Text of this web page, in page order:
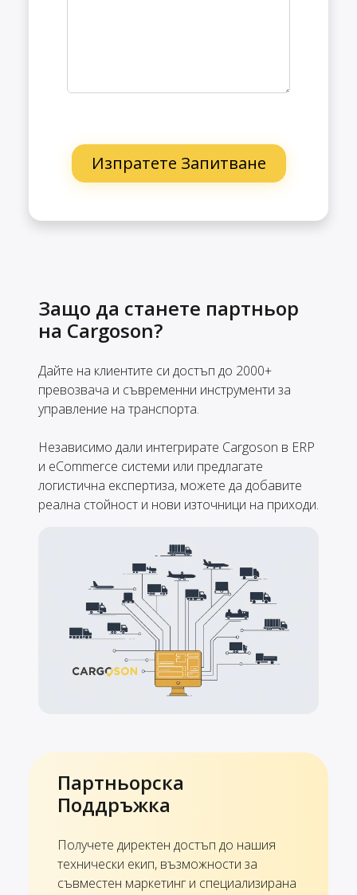
Защо да станете партньор
на Cargoson?
Дайте на клиентите си достъп до 2000+
превозвача и съвременни инструменти за
управление на транспорта.
Независимо дали интегрирате Cargoson в ERP
и eCommerce системи или предлагате
логистична експертиза, можете да добавите
реална стойност и нови източници на приходи.
Партньорска
Поддръжка
Получете директен достъп до нашия
технически екип, възможности за
съвместен маркетинг и специализирана